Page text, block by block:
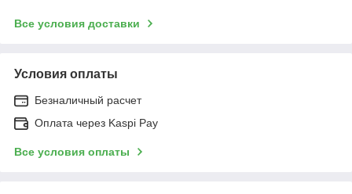
Все условия доставки
Условия оплаты
Безналичный расчет
Оплата через Kaspi Pay
Все условия оплаты